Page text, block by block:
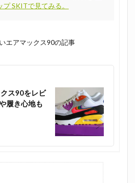
SKITで見てみる。
エアマックス90の記事
ス90をレビ
履き心地も